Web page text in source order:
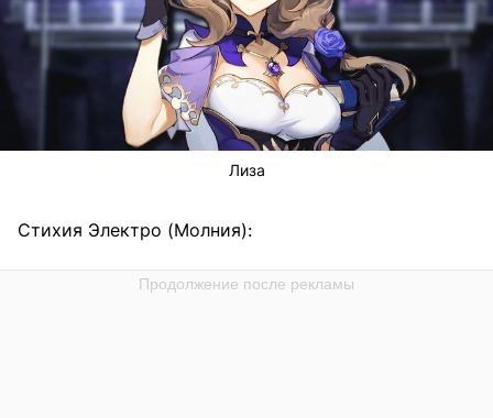
Лиза
Стихия Электро (Молния):